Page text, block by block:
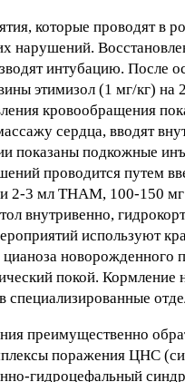
которые проводят в
нарушений.
интубацию. После
этимизол (1 мг/кг) на
кровообращения
сердца, вводят
показаны подкожные
проводится путем
2-3 мл ТНАМ, 100-150
внутривенно,
используют
новорожденного
покой. Кормление
специализированные
преимущественно
поражения ЦНС
гидроцефальный